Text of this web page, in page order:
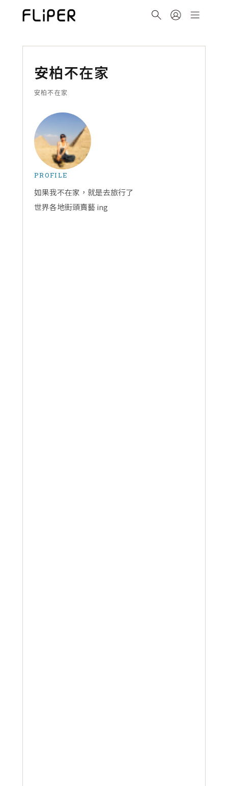
安柏不在家
安柏不在家
PROFILE
如果我不在家，就是去旅行了
世界各地街頭賣藝 ing